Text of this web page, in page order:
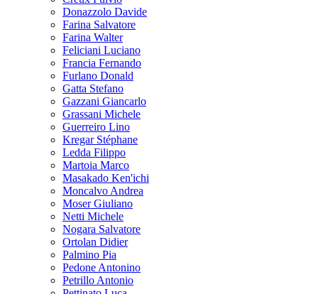
Donazzolo Davide
Farina Salvatore
Farina Walter
Feliciani Luciano
Francia Fernando
Furlano Donald
Gatta Stefano
Gazzani Giancarlo
Grassani Michele
Guerreiro Lino
Kregar Stéphane
Ledda Filippo
Martoia Marco
Masakado Ken'ichi
Moncalvo Andrea
Moser Giuliano
Netti Michele
Nogara Salvatore
Ortolan Didier
Palmino Pia
Pedone Antonino
Petrillo Antonio